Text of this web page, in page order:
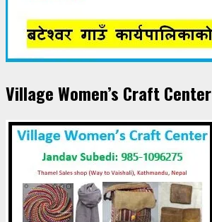
Village Women’s Craft Center